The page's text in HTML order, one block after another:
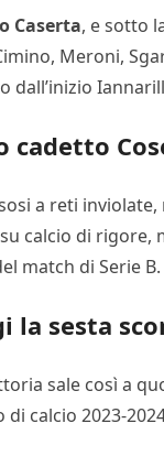
Caserta, e sotto
Meroni,
dall’inizio
cadetto
a reti inviolate,
su calcio di rigore,
match di Serie B.
la sesta
sale così a
calcio 2023-